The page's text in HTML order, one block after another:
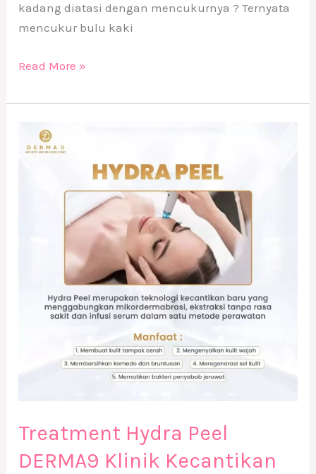
kadang diatasi dengan mencukurnya ? Ternyata
mencukur bulu kaki
Read More »
Treatment Hydra Peel
DERMA9 Klinik Kecantikan
Treatment
Hydra
DERMA9
Kecantikan